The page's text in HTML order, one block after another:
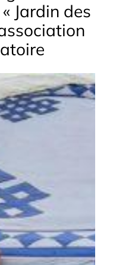
Jardin des